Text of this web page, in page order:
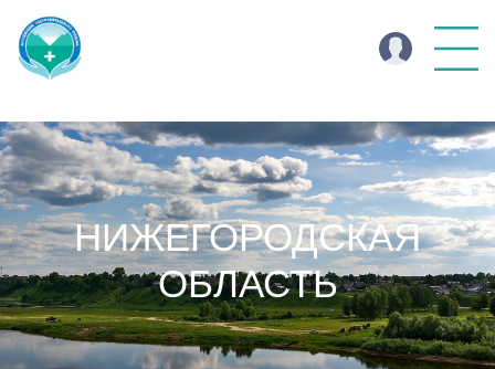
НИЖЕГОРОДСКАЯ
ОБЛАСТЬ